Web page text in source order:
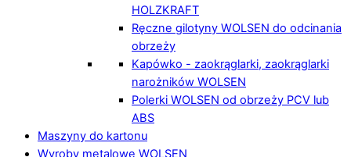
HOLZKRAFT
Ręczne gilotyny WOLSEN do odcinania
obrzeży
Kapówko - zaokrąglarki, zaokrąglarki
narożników WOLSEN
Polerki WOLSEN od obrzeży PCV lub
ABS
Maszyny do kartonu
Wyroby metalowe WOLSEN